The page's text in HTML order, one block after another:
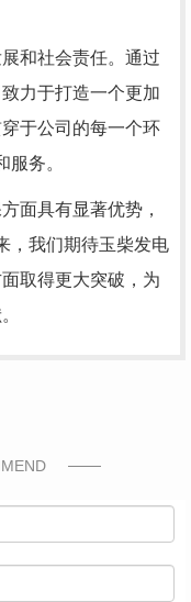
和社会责任。通过
力于打造一个更加
于公司的每一个环
务。
面具有显著优势，
，我们期待玉柴发电
取得更大突破，为